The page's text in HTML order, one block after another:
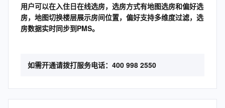
用户可以在入住日在线选房，选房方式有地图选房和偏好选
房，地图切换楼层展示房间位置，偏好支持多维度过滤，选
房数据实时同步到PMS。
如需开通请拨打服务电话：400 998 2550